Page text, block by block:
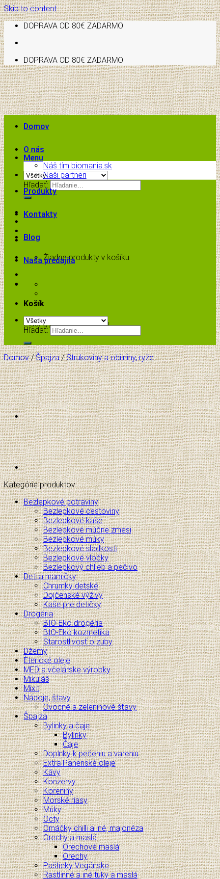
Skip to content
DOPRAVA OD 80€ ZADARMO!
DOPRAVA OD 80€ ZADARMO!
Menu
Hľadať:
Žiadne produkty v košíku.
Košík
Žiadne produkty v košíku.
Domov
O nás
Náš tím biomania.sk
Naši partneri
Produkty
Kontakty
Blog
Naša predajňa
Hľadať:
Domov / Špajza / Strukoviny a obilniny, ryže
Kategórie produktov
Bezlepkové potraviny
Bezlepkové cestoviny
Bezlepkové kaše
Bezlepkové múčne zmesi
Bezlepkové múky
Bezlepkové sladkosti
Bezlepkové vločky
Bezlepkový chlieb a pečivo
Deti a mamičky
Chrumky detské
Dojčenské výživy
Kaše pre detičky
Drogéria
BIO-Eko drogéria
BIO-Eko kozmetika
Starostlivosť o zuby
Džemy
Éterické oleje
MED a včelárske výrobky
Mikuláš
Mixit
Nápoje, štavy
Ovocné a zeleninové šťavy
Špajza
Bylinky a čaje
Bylinky
Čaje
Doplnky k pečeniu a vareniu
Extra Panenské oleje
Kávy
Konzervy
Koreniny
Morské riasy
Múky
Octy
Omáčky chilli a iné, majonéza
Orechy a maslá
Orechové maslá
Orechy
Paštieky Vegánske
Rastlinné a iné tuky a maslá